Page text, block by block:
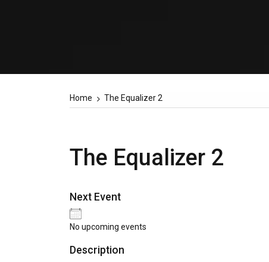
Home The Equalizer 2
The Equalizer 2
Next Event
No upcoming events
Description